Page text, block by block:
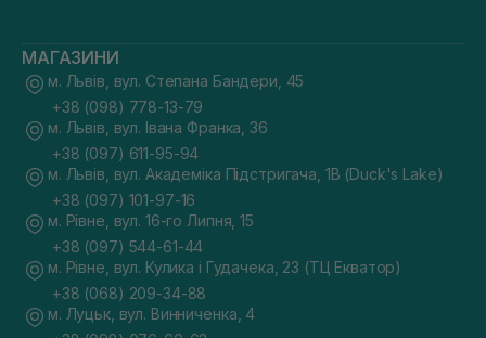
МАГАЗИНИ
м. Львів, вул. Степана Бандери, 45
+38 (098) 778-13-79
м. Львів, вул. Івана Франка, 36
+38 (097) 611-95-94
м. Львів, вул. Академіка Підстригача, 1В (Duck's Lake)
+38 (097) 101-97-16
м. Рівне, вул. 16-го Липня, 15
+38 (097) 544-61-44
м. Рівне, вул. Кулика і Гудачека, 23 (ТЦ Екватор)
+38 (068) 209-34-88
м. Луцьк, вул. Винниченка, 4